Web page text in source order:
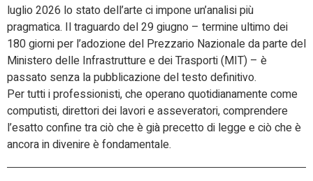
luglio 2026 lo stato dell’arte ci impone un’analisi più
pragmatica. Il traguardo del 29 giugno – termine ultimo dei
180 giorni per l’adozione del Prezzario Nazionale da parte del
Ministero delle Infrastrutture e dei Trasporti (MIT) – è
passato senza la pubblicazione del testo definitivo.
Per tutti i professionisti, che operano quotidianamente come
computisti, direttori dei lavori e asseveratori, comprendere
l’esatto confine tra ciò che è già precetto di legge e ciò che è
ancora in divenire è fondamentale.